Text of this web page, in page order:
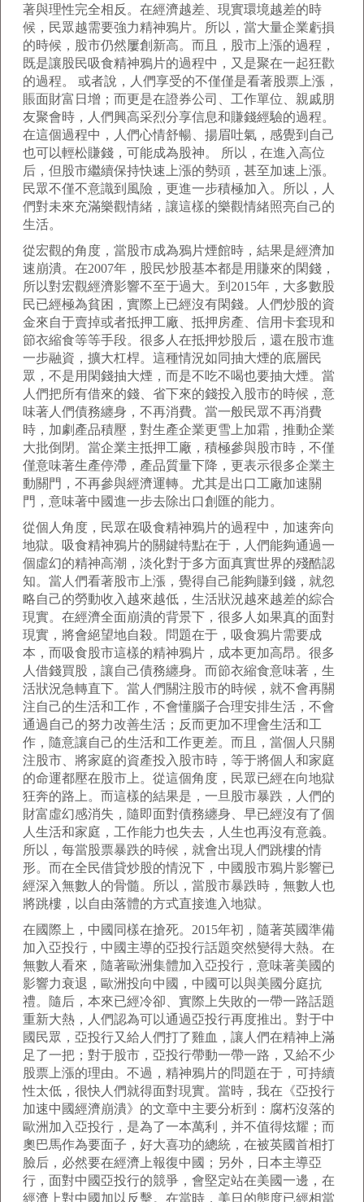
著與理性完全相反。在經濟越差、現實環境越差的時
候，民眾越需要強力精神鴉片。所以，當大量企業虧損
的時候，股市仍然屢創新高。而且，股市上漲的過程，
既是讓股民吸食精神鴉片的過程中，又是聚在一起狂歡
的過程。 或者說，人們享受的不僅僅是看著股票上漲，
賬面財富日增；而更是在證券公司、工作單位、親戚朋
友聚會時，人們興高采烈分享信息和賺錢經驗的過程。
在這個過程中，人們心情舒暢、揚眉吐氣，感覺到自己
也可以輕松賺錢，可能成為股神。 所以，在進入高位
后，但股市繼續保持快速上漲的勢頭，甚至加速上漲。
民眾不僅不意識到風險，更進一步積極加入。所以，人
們對未來充滿樂觀情緒，讓這樣的樂觀情緒照亮自己的
生活。
從宏觀的角度，當股市成為鴉片煙館時，結果是經濟加
速崩潰。在2007年，股民炒股基本都是用賺來的閑錢，
所以對宏觀經濟影響不至于過大。到2015年，大多數股
民已經極為貧困，實際上已經沒有閑錢。人們炒股的資
金來自于賣掉或者抵押工廠、抵押房產、信用卡套現和
節衣縮食等等手段。很多人在抵押炒股后，還在股市進
一步融資，擴大杠桿。這種情況如同抽大煙的底層民
眾，不是用閑錢抽大煙，而是不吃不喝也要抽大煙。當
人們把所有借來的錢、省下來的錢投入股市的時候，意
味著人們債務纏身，不再消費。當一般民眾不再消費
時，加劇產品積壓，對生產企業更雪上加霜，推動企業
大批倒閉。當企業主抵押工廠，積極參與股市時，不僅
僅意味著生產停滯，產品質量下降，更表示很多企業主
動關門，不再參與經濟運轉。尤其是出口工廠加速關
門，意味著中國進一步去除出口創匯的能力。
從個人角度，民眾在吸食精神鴉片的過程中，加速奔向
地獄。吸食精神鴉片的關鍵特點在于，人們能夠通過一
個虛幻的精神高潮，淡化對于多方面真實世界的殘酷認
知。當人們看著股市上漲，覺得自己能夠賺到錢，就忽
略自己的勞動收入越來越低，生活狀況越來越差的綜合
現實。在經濟全面崩潰的背景下，很多人如果真的面對
現實，將會絕望地自殺。問題在于，吸食鴉片需要成
本，而吸食股市這樣的精神鴉片，成本更加高昂。很多
人借錢買股，讓自己債務纏身。而節衣縮食意味著，生
活狀況急轉直下。當人們關注股市的時候，就不會再關
注自己的生活和工作，不會懂腦子合理安排生活，不會
通過自己的努力改善生活；反而更加不理會生活和工
作，隨意讓自己的生活和工作更差。而且，當個人只關
注股市、將家庭的資產投入股市時，等于將個人和家庭
的命運都壓在股市上。從這個角度，民眾已經在向地獄
狂奔的路上。而這樣的結果是，一旦股市暴跌，人們的
財富虛幻感消失，隨即面對債務纏身、早已經沒有了個
人生活和家庭，工作能力也失去，人生也再沒有意義。
所以，每當股票暴跌的時候，就會出現人們跳樓的情
形。而在全民借貸炒股的情況下，中國股市鴉片影響已
經深入無數人的骨髓。所以，當股市暴跌時，無數人也
將跳樓，以自由落體的方式直接進入地獄。
在國際上，中國同樣在搶死。2015年初，隨著英國準備
加入亞投行，中國主導的亞投行話題突然變得大熱。在
無數人看來，隨著歐洲集體加入亞投行，意味著美國的
影響力衰退，歐洲投向中國，中國可以與美國分庭抗
禮。隨后，本來已經冷卻、實際上失敗的一帶一路話題
重新大熱，人們認為可以通過亞投行再度推出。對于中
國民眾，亞投行又給人們打了雞血，讓人們在精神上滿
足了一把；對于股市，亞投行帶動一帶一路，又給不少
股票上漲的理由。不過，精神鴉片的問題在于，可持續
性太低，很快人們就得面對現實。當時，我在《亞投行
加速中國經濟崩潰》的文章中主要分析到：腐朽沒落的
歐洲加入亞投行，是為了一本萬利，并不值得炫耀；而
奧巴馬作為要面子，好大喜功的總統，在被英國首相打
臉后，必然要在經濟上報復中國；另外，日本主導亞
行，面對中國亞投行的競爭，會堅定站在美國一邊，在
經濟上對中國加以反擊。在當時，美日的態度已經相當